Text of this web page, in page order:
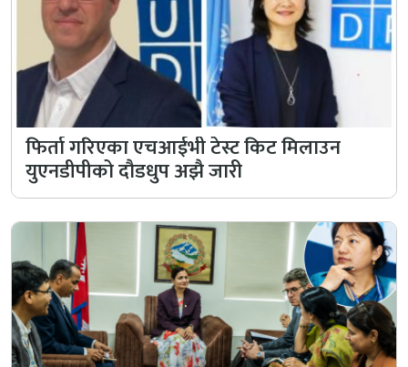
फिर्ता गरिएका एचआईभी टेस्ट किट मिलाउन
युएनडीपीको दौडधुप अझै जारी